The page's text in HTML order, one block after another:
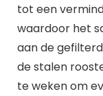
tot een
waardoor het
aan de
de stalen
te weken om